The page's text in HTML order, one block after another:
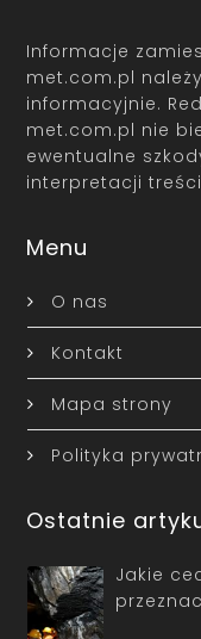
Informacje
met.com.pl
informacyjnie.
met.com.pl nie
ewentualne
interpretacji
Menu
O nas
Kontakt
Mapa strony
Polityka
Ostatnie
Jakie